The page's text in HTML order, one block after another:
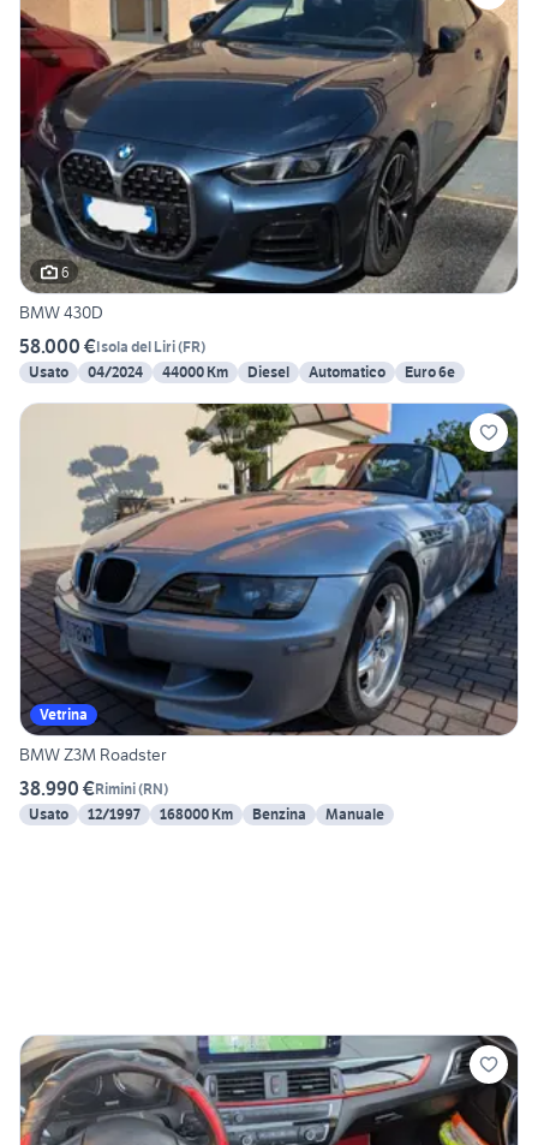
6
BMW 430D
58.000 €Isola del Liri(FR)
Usato
04/2024 44000 Km Diesel Automatico Euro 6e
Vetrina
BMW Z3M Roadster
38.990 €Rimini(RN)
Usato
12/1997 168000 Km Benzina Manuale